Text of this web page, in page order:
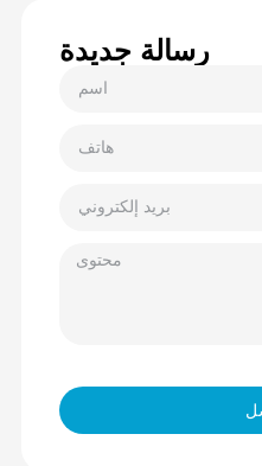
رسالة جديدة